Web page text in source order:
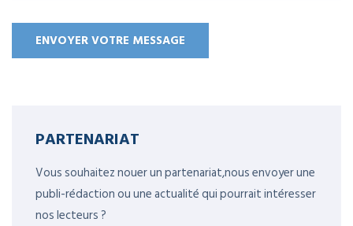
PARTENARIAT
Vous souhaitez nouer un partenariat,nous envoyer une
publi-rédaction ou une actualité qui pourrait intéresser
nos lecteurs ?